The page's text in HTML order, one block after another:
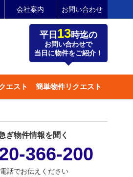
会社案内 お問い合わせ
平日 13時迄の
お問い合わせで
当日に物件をご紹介！
エスト 簡単物件リクエスト
ぎ物件情報を聞く
366-200
話でお伝えください